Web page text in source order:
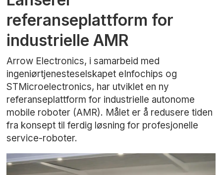
referanseplattform for
industrielle AMR
Arrow Electronics, i samarbeid med
ingeniørtjenesteselskapet eInfochips og
STMicroelectronics, har utviklet en ny
referanseplattform for industrielle autonome
mobile roboter (AMR). Målet er å redusere tiden
fra konsept til ferdig løsning for profesjonelle
service-roboter.